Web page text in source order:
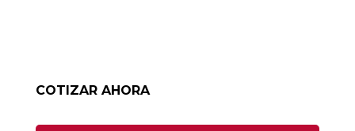
COTIZAR AHORA